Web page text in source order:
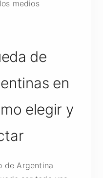
medios
de
en
elegir y
de Argentina